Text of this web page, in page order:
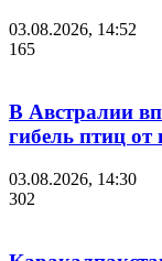
03.08.2026, 14:52
165
В Австралии
гибель птиц от
03.08.2026, 14:30
302